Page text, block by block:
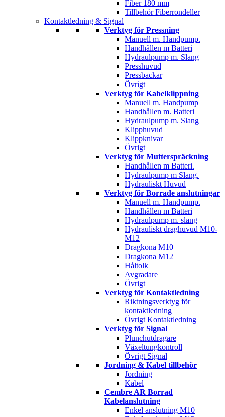
Fiber 180 mm
Tillbehör Fiberrondeller
Kontaktledning & Signal
Verktyg för Pressning
Manuell m. Handpump.
Handhållen m Batteri
Hydraulpump m. Slang
Presshuvud
Pressbackar
Övrigt
Verktyg för Kabelklippning
Manuell m. Handpump
Handhållen m. Batteri
Hydraulpump m. Slang
Klipphuvud
Klippknivar
Övrigt
Verktyg för Mutterspräckning
Handhållen m Batteri.
Hydraulpump m Slang.
Hydrauliskt Huvud
Verktyg för Borrade anslutningar
Manuell m. Handpump.
Handhållen m Batteri
Hydraulpump m. slang
Hydrauliskt draghuvud M10-
M12
Dragkona M10
Dragkona M12
Håltolk
Avgradare
Övrigt
Verktyg för Kontaktledning
Riktningsverktyg för
kontaktledning
Övrigt Kontaktledning
Verktyg för Signal
Plunchutdragare
Växeltungkontroll
Övrigt Signal
Jordning & Kabel tillbehör
Jordning
Kabel
Cembre AR Borrad
Kabelanslutning
Enkel anslutning M10